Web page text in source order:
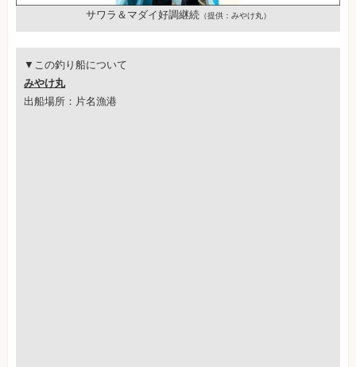
サワラ＆マダイ好調継続（提供：みやけ丸）
▼この釣り船について
みやけ丸
出船場所：片名漁港